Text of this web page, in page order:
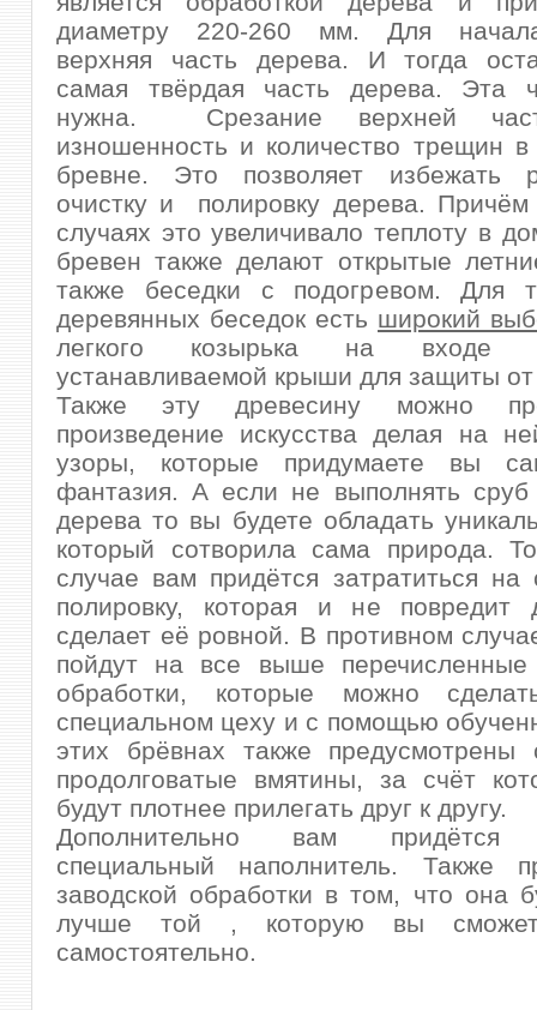
диаметру 220-260 мм. Для
верхняя часть дерева. И тогда
самая твёрдая часть дерева. Эта
нужна. Срезание верхней
изношенность и количество трещин
бревне. Это позволяет избежать
очистку и полировку дерева. Причём
случаях это увеличивало теплоту в
бревен также делают открытые
также беседки с подогревом. Для
деревянных беседок есть широкий
легкого козырька на входе
устанавливаемой крыши для защиты
Также эту древесину можно
произведение искусства делая на
узоры, которые придумаете вы
фантазия. А если не выполнять сруб
дерева то вы будете обладать
который сотворила сама природа.
случае вам придётся затратиться на
полировку, которая и не повредит
сделает её ровной. В противном
пойдут на все выше
обработки, которые можно
специальном цеху и с помощью
этих брёвнах также предусмотрены
продолговатые вмятины, за счёт
будут плотнее прилегать друг к другу.
Дополнительно вам придётся
специальный наполнитель. Также
заводской обработки в том, что она
лучше той , которую вы
самостоятельно.